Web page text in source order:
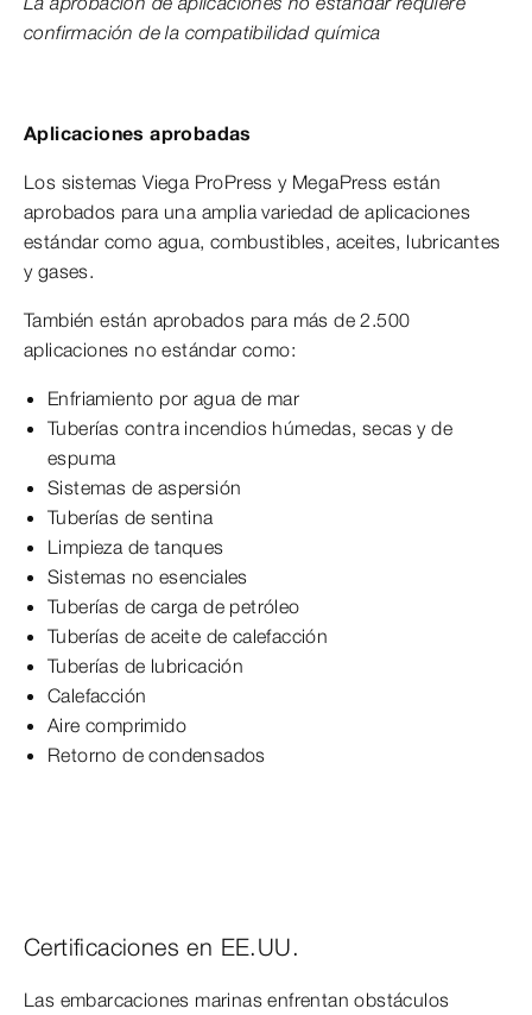
confirmación de la compatibilidad química
Aplicaciones aprobadas
Los sistemas Viega ProPress y MegaPress están
aprobados para una amplia variedad de aplicaciones
estándar como agua, combustibles, aceites, lubricantes
y gases.
También están aprobados para más de 2.500
aplicaciones no estándar como:
Enfriamiento por agua de mar
Tuberías contra incendios húmedas, secas y de
espuma
Sistemas de aspersión
Tuberías de sentina
Limpieza de tanques
Sistemas no esenciales
Tuberías de carga de petróleo
Tuberías de aceite de calefacción
Tuberías de lubricación
Calefacción
Aire comprimido
Retorno de condensados
Certificaciones en EE.UU.
Las embarcaciones marinas enfrentan obstáculos